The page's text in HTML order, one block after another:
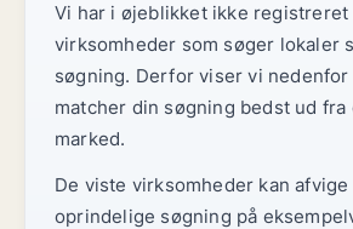
Vi har i øjeblikket ikke registreret
virksomheder som søger lokaler
søgning. Derfor viser vi
matcher din søgning bedst ud fra
marked.
De viste virksomheder kan
oprindelige søgning på